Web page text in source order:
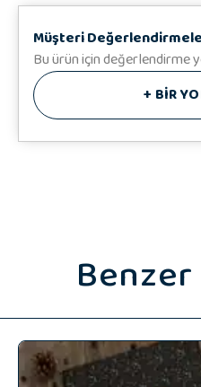
Müşteri
Bu ürün için değerlendirme
+ BİR